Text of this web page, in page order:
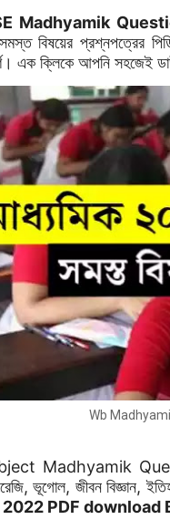
Madhyamik
বিষয়ের প্রশ্নপত্রের
এক ক্লিকে আপনি সহজেই
Wb
Madhyamik
ভূগোল, জীবন বিজ্ঞান,
2022 PDF download